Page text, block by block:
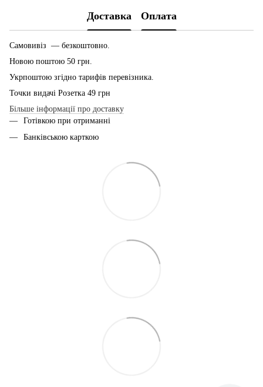
Доставка Оплата
Самовивіз — безкоштовно.
Новою поштою 50 грн.
Укрпоштою згідно тарифів перевізника.
Точки видачі Розетка 49 грн
Більше інформації про доставку
Готівкою при отриманні
Банківською карткою